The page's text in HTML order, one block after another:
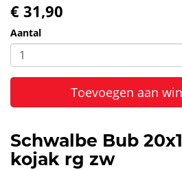
€ 31,90
Aantal
Toevoegen aan
Schwalbe Bub
kojak rg zw